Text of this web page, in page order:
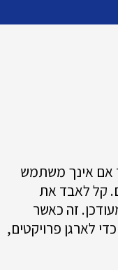
אם אינך משתמש
קל לאבד את
זה כאשר
לארגן פרויקטים,